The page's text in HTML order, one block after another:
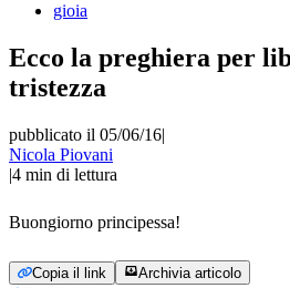
gioia
Ecco la preghiera per
tristezza
pubblicato il 05/06/16|
Nicola Piovani
|4 min di lettura
Buongiorno principessa!
Copia il link Archivia articolo